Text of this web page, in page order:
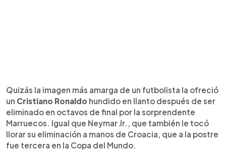
Quizás la imagen más amarga de un futbolista la ofreció
un Cristiano Ronaldo hundido en llanto después de ser
eliminado en octavos de final por la sorprendente
Marruecos. Igual que Neymar Jr., que también le tocó
llorar su eliminación a manos de Croacia, que a la postre
fue tercera en la Copa del Mundo.